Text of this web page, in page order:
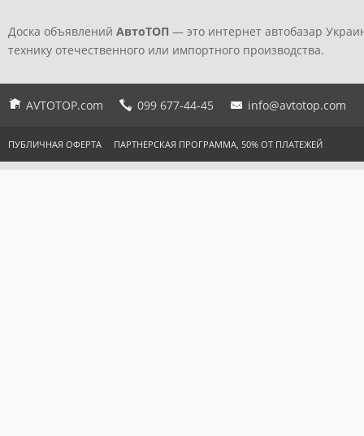
Доска объявлений АвтоТОП — это интернет автобазар
технику отечественного или импортного производства.
AVTOTOP.com 099 677-44-45 info@avtotop.com
ПУБЛИЧНАЯ ОФЕРТА ПАРТНЕРСКАЯ ПРОГРАММА, 50% ОТ ПЛАТЕЖЕЙ